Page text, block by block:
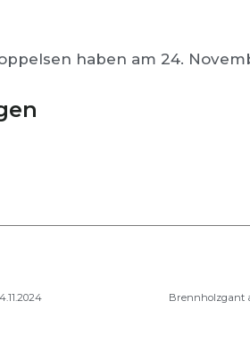
haben am 24.
Brennholzgant